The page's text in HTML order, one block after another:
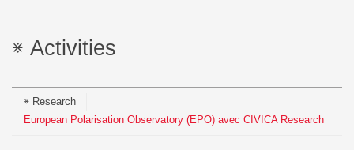
Activities
Research
European Polarisation Observatory (EPO) avec CIVICA Research